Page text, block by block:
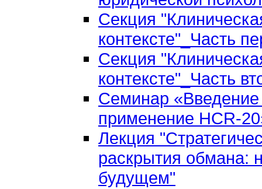
Секция
контексте"_Часть
Секция
контексте"_Часть
Семинар «Введение
применение HCR-
Лекция
раскрытия обмана:
будущем"